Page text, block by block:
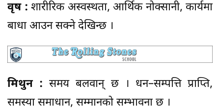
वृष : शारीरिक अस्वस्थता, आर्थिक नोक्सानी, कार्यमा
बाधा आउन सक्ने देखिन्छ ।
मिथुन : समय बलवान् छ । धन–सम्पत्ति प्राप्ति,
समस्या समाधान, सम्मानको सम्भावना छ ।